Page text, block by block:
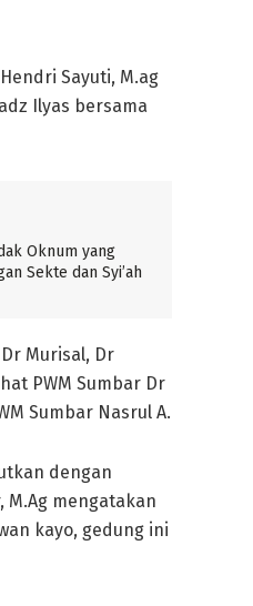
Sayuti, M.ag
Ilyas bersama
Oknum yang
Sekte dan Syi’ah
Murisal, Dr
PWM Sumbar Dr
Sumbar Nasrul A.
dengan
M.Ag mengatakan
kayo, gedung ini